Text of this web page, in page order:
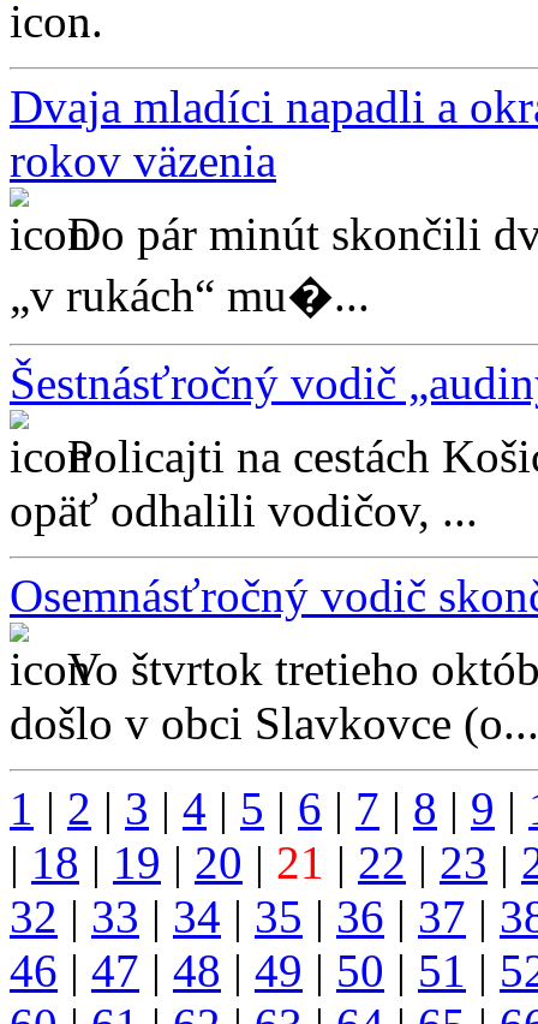
...
Dvaja mladíci napadli a
rokov väzenia
Do pár minút skončili
„v rukách“ mu�...
Šestnásťročný vodič
Policajti na cestách
opäť odhalili vodičov, ...
Osemnásťročný vodič
Vo štvrtok tretieho
došlo v obci Slavkovce (o...
1 | 2 | 3 | 4 | 5 | 6 | 7 | 8 | 9 |
| 18 | 19 | 20 | 21 | 22 | 23 |
32 | 33 | 34 | 35 | 36 | 37 |
46 | 47 | 48 | 49 | 50 | 51 |